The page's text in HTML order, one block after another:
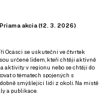
akcia (12. 3. 2026)
Ocásci se uskuteční ve čtvrtek
jsou určené lidem, kteří chtějí aktivně
aktivity v regionu nebo se chtějí do
o tématech spojených s
smýšlející lidi z okolí. Na místě
a publikace.